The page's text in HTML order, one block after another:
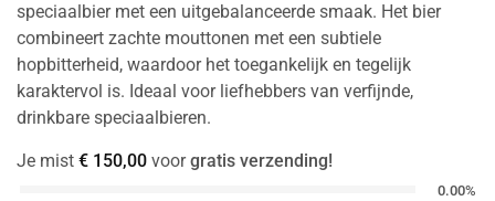
speciaalbier met een uitgebalanceerde smaak. Het bier
combineert zachte mouttonen met een subtiele
hopbitterheid, waardoor het toegankelijk en tegelijk
karaktervol is. Ideaal voor liefhebbers van verfijnde,
drinkbare speciaalbieren.
Je mist € 150,00 voorgratis verzending!
0.00%